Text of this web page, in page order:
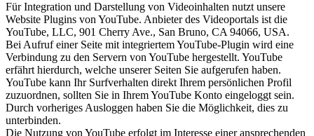
Für Integration und Darstellung von Videoinhalten nutzt unsere
Website Plugins von YouTube. Anbieter des Videoportals ist die
YouTube, LLC, 901 Cherry Ave., San Bruno, CA 94066, USA.
Bei Aufruf einer Seite mit integriertem YouTube-Plugin wird eine
Verbindung zu den Servern von YouTube hergestellt. YouTube
erfährt hierdurch, welche unserer Seiten Sie aufgerufen haben.
YouTube kann Ihr Surfverhalten direkt Ihrem persönlichen Profil
zuzuordnen, sollten Sie in Ihrem YouTube Konto eingeloggt sein.
Durch vorheriges Ausloggen haben Sie die Möglichkeit, dies zu
unterbinden.
Die Nutzung von YouTube erfolgt im Interesse einer ansprechenden